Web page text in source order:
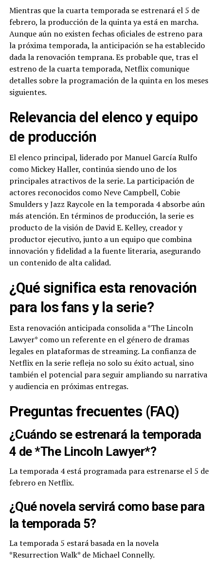
Mientras que la cuarta temporada se estrenará el 5 de
febrero, la producción de la quinta ya está en marcha.
Aunque aún no existen fechas oficiales de estreno para
la próxima temporada, la anticipación se ha establecido
dada la renovación temprana. Es probable que, tras el
estreno de la cuarta temporada, Netflix comunique
detalles sobre la programación de la quinta en los meses
siguientes.
Relevancia del elenco y equipo
de producción
El elenco principal, liderado por Manuel García Rulfo
como Mickey Haller, continúa siendo uno de los
principales atractivos de la serie. La participación de
actores reconocidos como Neve Campbell, Cobie
Smulders y Jazz Raycole en la temporada 4 absorbe aún
más atención. En términos de producción, la serie es
producto de la visión de David E. Kelley, creador y
productor ejecutivo, junto a un equipo que combina
innovación y fidelidad a la fuente literaria, asegurando
un contenido de alta calidad.
¿Qué significa esta renovación
para los fans y la serie?
Esta renovación anticipada consolida a *The Lincoln
Lawyer* como un referente en el género de dramas
legales en plataformas de streaming. La confianza de
Netflix en la serie refleja no solo su éxito actual, sino
también el potencial para seguir ampliando su narrativa
y audiencia en próximas entregas.
Preguntas frecuentes (FAQ)
¿Cuándo se estrenará la temporada
4 de *The Lincoln Lawyer*?
La temporada 4 está programada para estrenarse el 5 de
febrero en Netflix.
¿Qué novela servirá como base para
la temporada 5?
La temporada 5 estará basada en la novela
*Resurrection Walk* de Michael Connelly.